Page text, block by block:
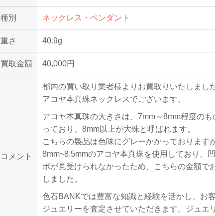
種別 ネックレス・ペンダント
重さ 40.9g
買取金額 40,000円
コメント
都内の買い取り業者様よりお買取りいたしました
アコヤ本真珠ネックレスでございます。
アコヤ本真珠の大きさは、7mm～8mm程度のも
っており、8mm以上が大珠と呼ばれます。
こちらの製品は色味にグレーかかっておりますが
8mm~8.5mmのアコヤ本真珠を使用しており、
ボが見受けられなかったため、こちらの金額で
しました。
色石BANKでは豊富な知識と経験を活かし、お
ジュエリーを査定させていただきます。ジュエ